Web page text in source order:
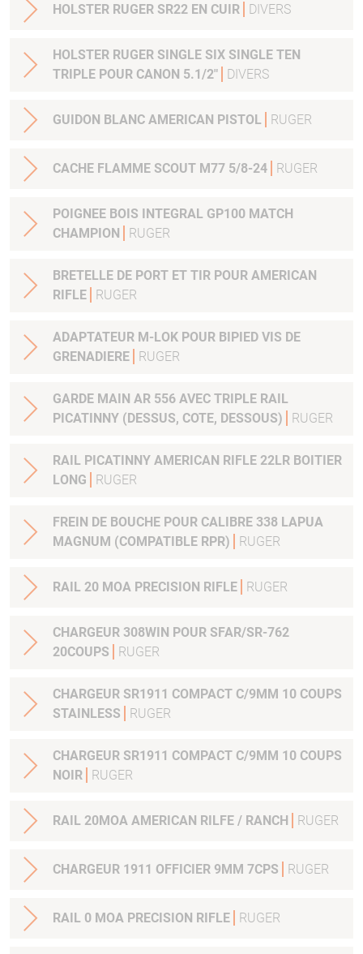
HOLSTER RUGER SR22 EN CUIR DIVERS
HOLSTER RUGER SINGLE SIX SINGLE TEN
TRIPLE POUR CANON 5.1/2"
DIVERS
GUIDON BLANC AMERICAN PISTOL RUGER
CACHE FLAMME SCOUT M77 5/8-24 RUGER
POIGNEE BOIS INTEGRAL GP100 MATCH
CHAMPION
RUGER
BRETELLE DE PORT ET TIR POUR AMERICAN
RIFLE
RUGER
ADAPTATEUR M-LOK POUR BIPIED VIS DE
GRENADIERE
RUGER
GARDE MAIN AR 556 AVEC TRIPLE RAIL
PICATINNY (DESSUS, COTE, DESSOUS)
RUGER
RAIL PICATINNY AMERICAN RIFLE 22LR BOITIER
LONG
RUGER
FREIN DE BOUCHE POUR CALIBRE 338 LAPUA
MAGNUM (COMPATIBLE RPR)
RUGER
RAIL 20 MOA PRECISION RIFLE RUGER
CHARGEUR 308WIN POUR SFAR/SR-762
20COUPS
RUGER
CHARGEUR SR1911 COMPACT C/9MM 10 COUPS
STAINLESS
RUGER
CHARGEUR SR1911 COMPACT C/9MM 10 COUPS
NOIR
RUGER
RAIL 20MOA AMERICAN RILFE / RANCH RUGER
CHARGEUR 1911 OFFICIER 9MM 7CPS RUGER
RAIL 0 MOA PRECISION RIFLE RUGER